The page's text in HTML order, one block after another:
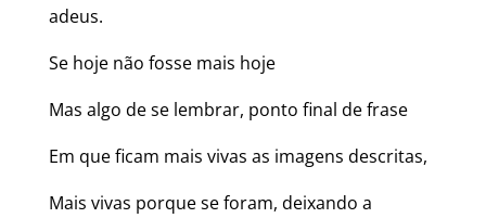
adeus.
Se hoje não fosse mais hoje
Mas algo de se lembrar, ponto final de frase
Em que ficam mais vivas as imagens descritas,
Mais vivas porque se foram, deixando a